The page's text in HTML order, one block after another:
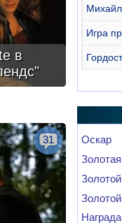
в
31
Игра
Оскар